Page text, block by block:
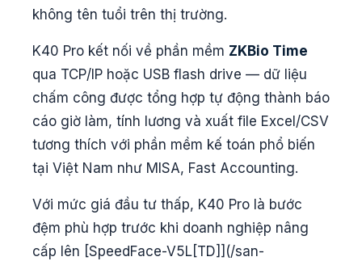
không tên tuổi trên thị trường.
K40 Pro kết nối về phần mềm ZKBio Time
qua TCP/IP hoặc USB flash drive — dữ liệu
chấm công được tổng hợp tự động thành báo
cáo giờ làm, tính lương và xuất file Excel/CSV
tương thích với phần mềm kế toán phổ biến
tại Việt Nam như MISA, Fast Accounting.
Với mức giá đầu tư thấp, K40 Pro là bước
đệm phù hợp trước khi doanh nghiệp nâng
cấp lên [SpeedFace-V5L[TD]](/san-